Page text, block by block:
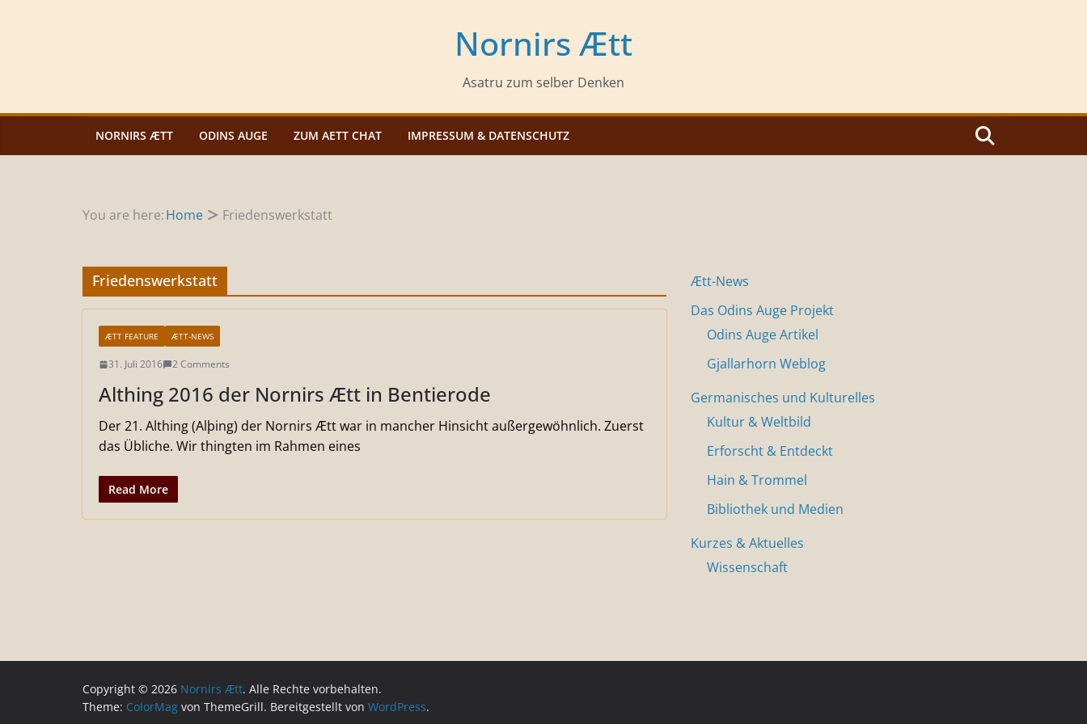
Nornirs Ætt
Asatru zum selber Denken
NORNIRS ÆTT ODINS AUGE ZUM AETT CHAT IMPRESSUM & DATENSCHUTZ
You are here:Home Friedenswerkstatt
Friedenswerkstatt
ÆTT FEATURE ÆTT-NEWS
31. Juli 2016 2 Comments
Althing 2016 der Nornirs Ætt in Bentierode
Der 21. Althing (Alþing) der Nornirs Ætt war in mancher Hinsicht außergewöhnlich. Zuerst
das Übliche. Wir thingten im Rahmen eines
Read More
Ætt-News
Das Odins Auge Projekt
Odins Auge Artikel
Gjallarhorn Weblog
Germanisches und Kulturelles
Kultur & Weltbild
Erforscht & Entdeckt
Hain & Trommel
Bibliothek und Medien
Kurzes & Aktuelles
Wissenschaft
Copyright © 2026 Nornirs Ætt. Alle Rechte vorbehalten.
Theme: ColorMag von ThemeGrill. Bereitgestellt von WordPress.